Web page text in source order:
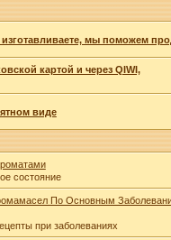
мы поможем
картой и через QIWI,
виде
состояние
По Основным
при заболеваниях